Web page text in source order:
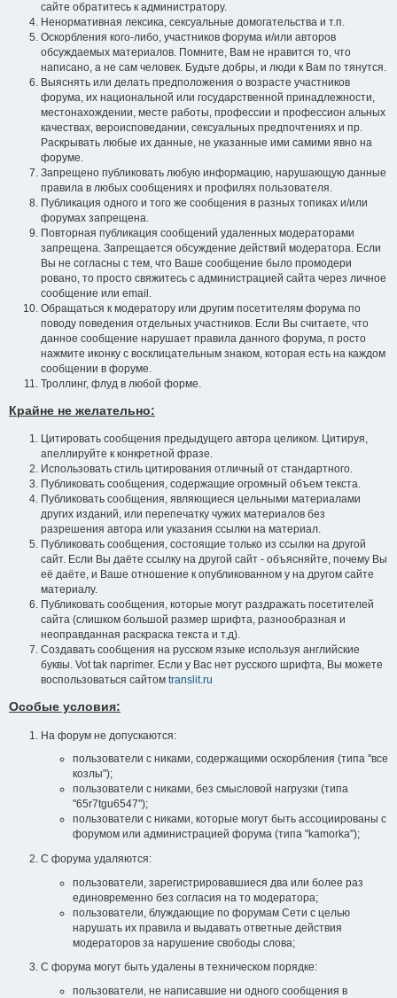
сайте обратитесь к администратору.
Ненормативная лексика, сексуальные домогательства и т.п.
Оскорбления кого-либо, участников форума и/или авторов
обсуждаемых материалов. Помните, Вам не нравится то, что
написано, а не сам человек. Будьте добры, и люди к Вам по тянутся.
Выяснять или делать предположения о возрасте участников
форума, их национальной или государственной принадлежности,
местонахождении, месте работы, профессии и профессион альных
качествах, вероисповедании, сексуальных предпочтениях и пр.
Раскрывать любые их данные, не указанные ими самими явно на
форуме.
Запрещено публиковать любую информацию, нарушающую данные
правила в любых сообщениях и профилях пользователя.
Публикация одного и того же сообщения в разных топиках и/или
форумах запрещена.
Повторная публикация сообщений удаленных модераторами
запрещена. Запрещается обсуждение действий модератора. Если
Вы не согласны с тем, что Ваше сообщение было промодери
ровано, то просто свяжитесь с администрацией сайта через личное
сообщение или email.
Обращаться к модератору или другим посетителям форума по
поводу поведения отдельных участников. Если Вы считаете, что
данное сообщение нарушает правила данного форума, п росто
нажмите иконку с восклицательным знаком, которая есть на каждом
сообщении в форуме.
Троллинг, флуд в любой форме.
Крайне не желательно:
Цитировать сообщения предыдущего автора целиком. Цитируя,
апеллируйте к конкретной фразе.
Использовать стиль цитирования отличный от стандартного.
Публиковать сообщения, содержащие огромный объем текста.
Публиковать сообщения, являющиеся цельными материалами
других изданий, или перепечатку чужих материалов без
разрешения автора или указания ссылки на материал.
Публиковать сообщения, состоящие только из ссылки на другой
сайт. Если Вы даёте ссылку на другой сайт - объясняйте, почему Вы
её даёте, и Ваше отношение к опубликованном у на другом сайте
материалу.
Публиковать сообщения, которые могут раздражать посетителей
сайта (слишком большой размер шрифта, разнообразная и
неоправданная раскраска текста и т.д).
Создавать сообщения на русском языке используя английские
буквы. Vot tak naprimer. Если у Вас нет русского шрифта, Вы можете
воспользоваться сайтом translit.ru
Особые условия:
На форум не допускаются:
пользователи с никами, содержащими оскорбления (типа "все
козлы");
пользователи с никами, без смысловой нагрузки (типа
"65r7tgu6547");
пользователи с никами, которые могут быть ассоциированы с
форумом или администрацией форума (типа "kamorka");
С форума удаляются:
пользователи, зарегистрировавшиеся два или более раз
единовременно без согласия на то модератора;
пользователи, блуждающие по форумам Сети с целью
нарушать их правила и выдавать ответные действия
модераторов за нарушение свободы слова;
С форума могут быть удалены в техническом порядке:
пользователи, не написавшие ни одного сообщения в